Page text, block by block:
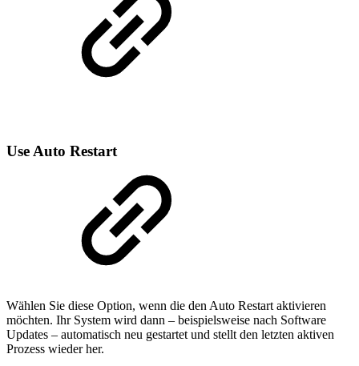
Use Auto Restart
Wählen Sie diese Option, wenn die den Auto Restart aktivieren
möchten. Ihr System wird dann – beispielsweise nach Software
Updates – automatisch neu gestartet und stellt den letzten aktiven
Prozess wieder her.